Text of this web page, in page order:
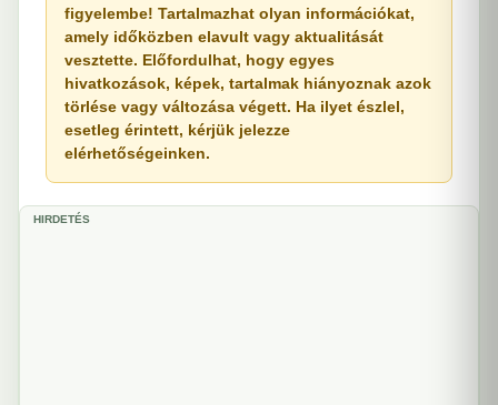
figyelembe! Tartalmazhat olyan információkat,
amely időközben elavult vagy aktualitását
vesztette. Előfordulhat, hogy egyes
hivatkozások, képek, tartalmak hiányoznak azok
törlése vagy változása végett. Ha ilyet észlel,
esetleg érintett, kérjük jelezze
elérhetőségeinken.
HIRDETÉS